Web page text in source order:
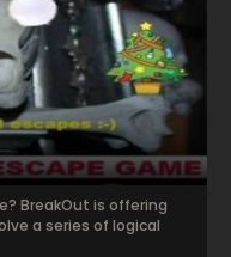
BreakOut is offering
a series of logical